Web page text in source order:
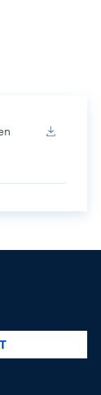
swiss-national-